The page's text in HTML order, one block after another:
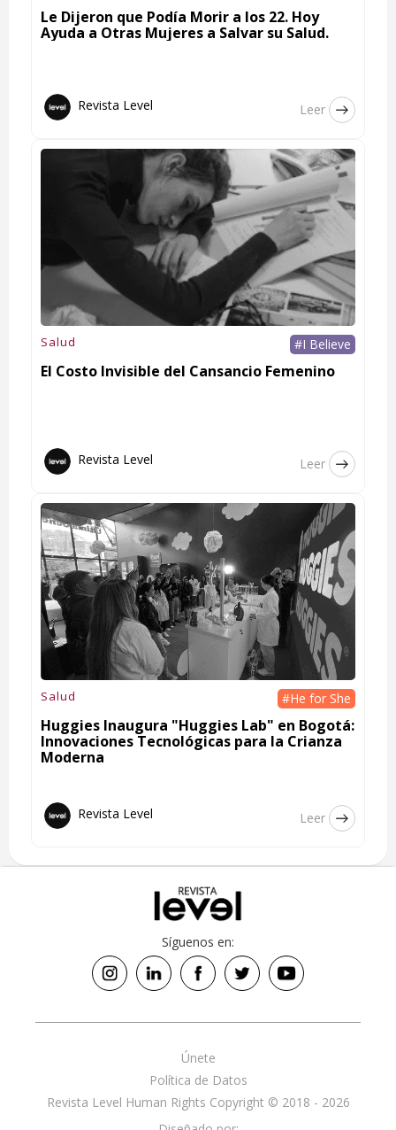
Le Dijeron que Podía Morir a los 22. Hoy
Ayuda a Otras Mujeres a Salvar su Salud.
Revista Level Leer
Salud #I Believe
El Costo Invisible del Cansancio Femenino
Revista Level Leer
Salud #He for She
Huggies Inaugura "Huggies Lab" en Bogotá:
Innovaciones Tecnológicas para la Crianza
Moderna
Revista Level Leer
Síguenos en:
Revista Level Human Rights Copyright © 2018 - 2026
Política de Datos
Únete